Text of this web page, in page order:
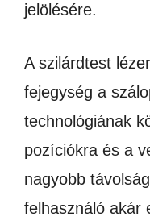
jelölésére.
A szilárdtest
fejegység a
technológiának
pozíciókra és a
nagyobb
felhasználó akár